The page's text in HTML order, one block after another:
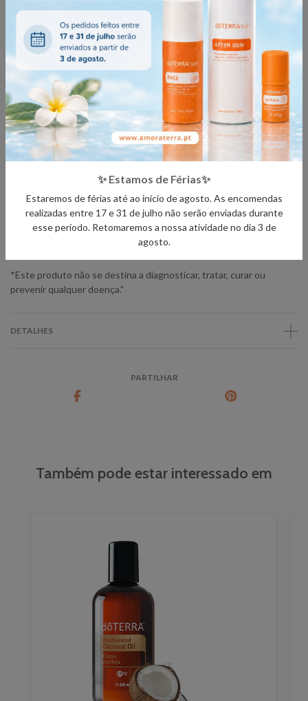
Saiba mais sobre as regras de aplicaçãoaqui.
Precauções na utilização de óleos
essenciais
- Ter atenção à aplicação em peles sensíveis.
- Manter fora do alcance das crianças.
- Se está grávida, a amamentar ou sob cuidados médicos, consulte
o seu profissional de saúde.
- Evite o contacto com os olhos, interior dos ouvidos e áreas
*Este produto não se destina a diagnosticar, tratar, curar ou
prevenir qualquer doença."
DETALHES
PARTILHAR
Também pode estar interessado em
✨ Estamos de Férias✨
Estaremos de férias até ao início de agosto. As encomendas
realizadas entre 17 e 31 de julho não serão enviadas durante
esse período. Retomaremos a nossa atividade no dia 3 de
agosto.